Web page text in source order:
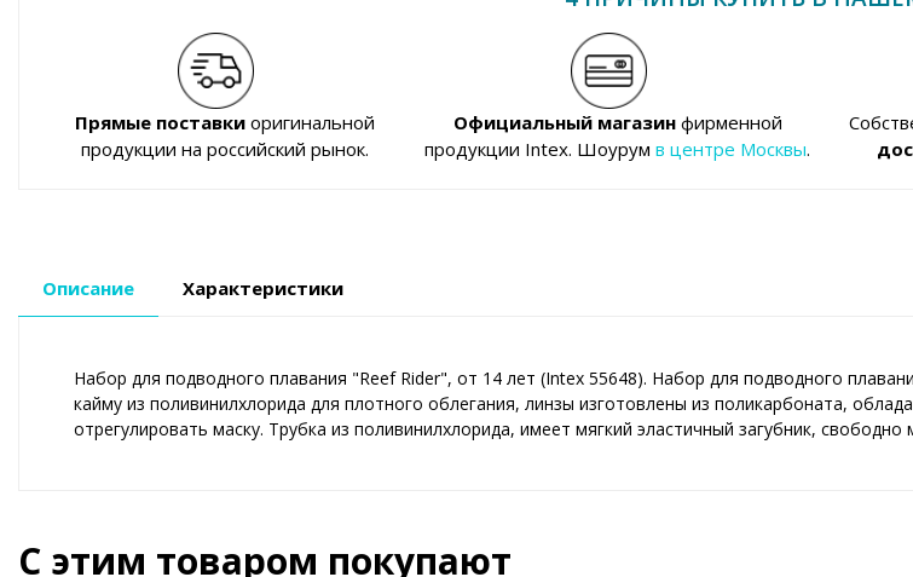
Прямые поставкиоригинальной
продукции на российский рынок.
Официальный магазинфирменной
продукции Intex. Шоурумв центре Москвы.
Описание Характеристики
Набор для подводного плавания "Reef Rider", от 14 лет (Intex 55648). Набор для подводного
кайму из поливинилхлорида для плотного облегания, линзы изготовлены из поликарбоната,
отрегулировать маску. Трубка из поливинилхлорида, имеет мягкий эластичный загубник,
С этим товаром покупают